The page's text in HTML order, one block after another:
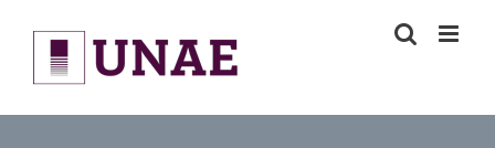
content